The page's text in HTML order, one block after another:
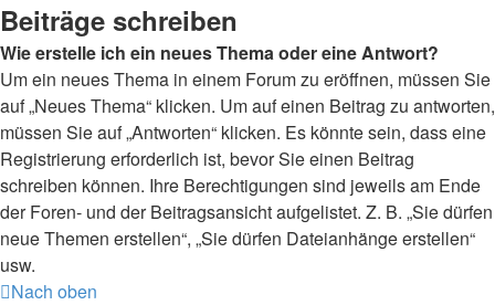
Beiträge schreiben
Wie erstelle ich ein neues Thema oder eine Antwort?
Um ein neues Thema in einem Forum zu eröffnen, müssen Sie
auf „Neues Thema“ klicken. Um auf einen Beitrag zu antworten,
müssen Sie auf „Antworten“ klicken. Es könnte sein, dass eine
Registrierung erforderlich ist, bevor Sie einen Beitrag
schreiben können. Ihre Berechtigungen sind jeweils am Ende
der Foren- und der Beitragsansicht aufgelistet. Z. B. „Sie dürfen
neue Themen erstellen“, „Sie dürfen Dateianhänge erstellen“
usw.
Nach oben